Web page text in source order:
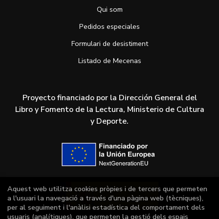
Qui som
Pedidos especiales
Formulari de desistiment
Listado de Mecenas
Proyecto financiado por la Dirección General del
Libro y Fomento de la Lectura, Ministerio de Cultura
y Deporte.
Aquest web utilitza cookies pròpies i de tercers que permeten
a l'usuari la navegació a través d'una pàgina web (tècniques),
per al seguiment i l'anàlisi estadística del comportament dels
usuaris (analítiques), que permeten la gestió dels espais